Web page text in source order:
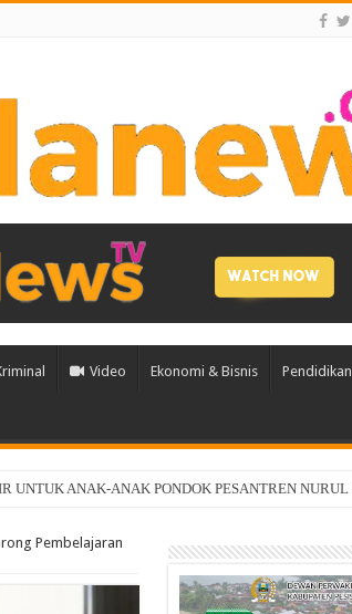
Video Ekonomi & Bisnis Pendidikan
AI Terintegrasi Terbesar di Asia-Pasifik
Pembelajaran